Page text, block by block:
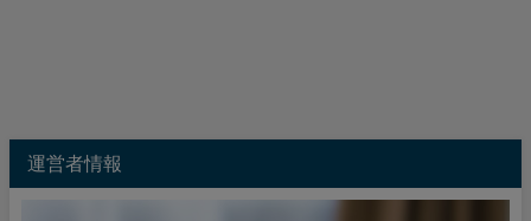
運営者情報